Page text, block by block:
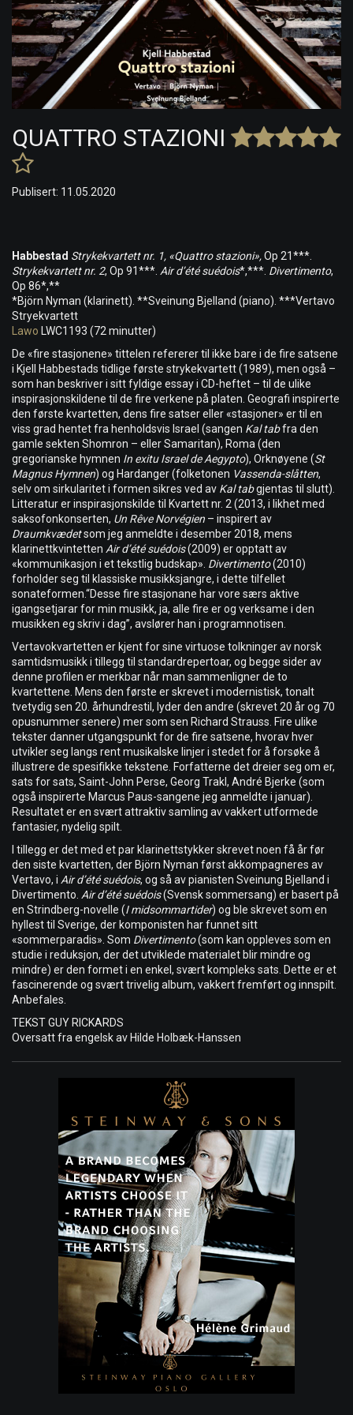
QUATTRO STAZIONI
Publisert: 11.05.2020
Habbestad Strykekvartett nr. 1, «Quattro stazioni»,Op 21***.
Strykekvartett nr. 2, Op 91***. Air d’été suédois*,***. Divertimento,
Op 86*,**
*Björn Nyman (klarinett). **Sveinung Bjelland (piano). ***Vertavo
Stryekvartett
Lawo LWC1193 (72 minutter)
De «fire stasjonene» tittelen refererer til ikke bare i de fire satsene
i Kjell Habbestads tidlige første strykekvartett (1989), men også –
som han beskriver i sitt fyldige essay i CD-heftet – til de ulike
inspirasjonskildene til de fire verkene på platen. Geografi inspirerte
den første kvartetten, dens fire satser eller «stasjoner» er til en
viss grad hentet fra henholdsvis Israel (sangen Kal tabfra den
gamle sekten Shomron – eller Samaritan), Roma (den
gregorianske hymnen In exitu Israel de Aegypto), Orknøyene (St
Magnus Hymnen) og Hardanger (folketonen Vassenda-slåtten,
selv om sirkularitet i formen sikres ved av Kal tabgjentas til slutt).
Litteratur er inspirasjonskilde til Kvartett nr. 2 (2013, i likhet med
saksofonkonserten, Un Rêve Norvégien – inspirert av
Draumkvædetsom jeg anmeldte i desember 2018, mens
klarinettkvintetten Air d’été suédois(2009) er opptatt av
«kommunikasjon i et tekstlig budskap». Divertimento(2010)
forholder seg til klassiske musikksjangre, i dette tilfellet
sonateformen.“Desse fire stasjonane har vore særs aktive
igangsetjarar for min musikk, ja, alle fire er og verksame i den
musikken eg skriv i dag”, avslører han i programnotisen.
Vertavokvartetten er kjent for sine virtuose tolkninger av norsk
samtidsmusikk i tillegg til standardrepertoar, og begge sider av
denne profilen er merkbar når man sammenligner de to
kvartettene. Mens den første er skrevet i modernistisk, tonalt
tvetydig sen 20. århundrestil, lyder den andre (skrevet 20 år og 70
opusnummer senere) mer som sen Richard Strauss. Fire ulike
tekster danner utgangspunkt for de fire satsene, hvorav hver
utvikler seg langs rent musikalske linjer i stedet for å forsøke å
illustrere de spesifikke tekstene. Forfatterne det dreier seg om er,
sats for sats, Saint-John Perse, Georg Trakl, André Bjerke (som
også inspirerte Marcus Paus-sangene jeg anmeldte i januar).
Resultatet er en svært attraktiv samling av vakkert utformede
fantasier, nydelig spilt.
I tillegg er det med et par klarinettstykker skrevet noen få år før
den siste kvartetten, der Björn Nyman først akkompagneres av
Vertavo, i Air d’été suédois, og så av pianisten Sveinung Bjelland i
Divertimento. Air d’été suédois(Svensk sommersang) er basert på
en Strindberg-novelle (I midsommartider) og ble skrevet som en
hyllest til Sverige, der komponisten har funnet sitt
«sommerparadis». Som Divertimento(som kan oppleves som en
studie i reduksjon, der det utviklede materialet blir mindre og
mindre) er den formet i en enkel, svært kompleks sats. Dette er et
fascinerende og svært trivelig album, vakkert fremført og innspilt.
Anbefales.
TEKST GUY RICKARDS
Oversatt fra engelsk av Hilde Holbæk-Hanssen